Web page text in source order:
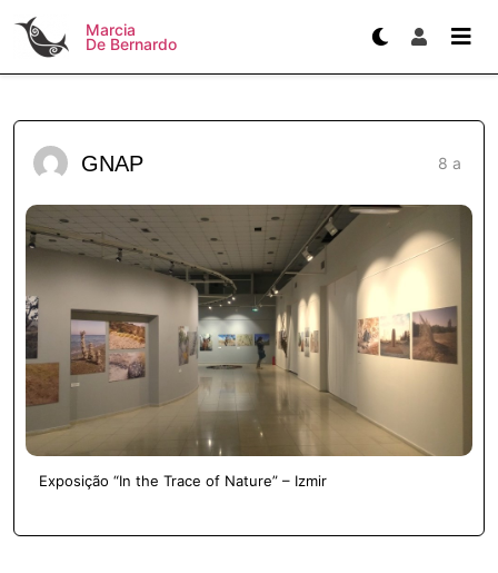
Marcia
De Bernardo
GNAP 8 a
Exposição “In the Trace of Nature” – Izmir